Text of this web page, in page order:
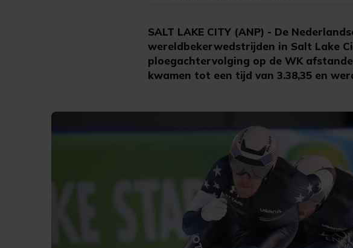
SALT LAKE CITY (ANP) - De
wereldbekerwedstrijden in Salt Lake
ploegachtervolging op de WK
kwamen tot een tijd van 3.38,35 en